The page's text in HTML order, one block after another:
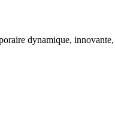
dynamique,